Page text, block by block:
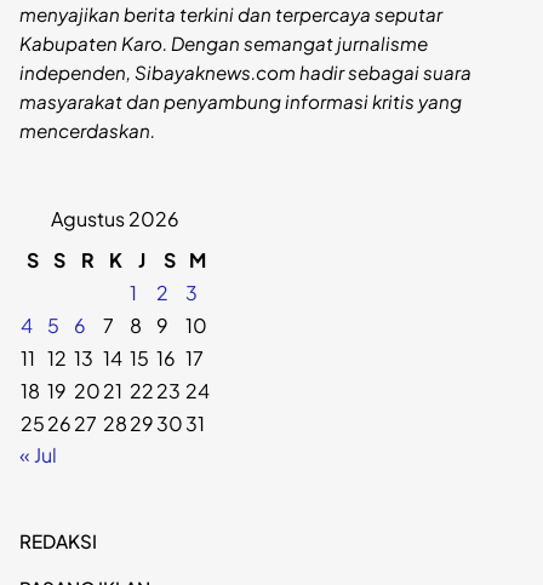
menyajikan berita terkini dan terpercaya seputar
Kabupaten Karo. Dengan semangat jurnalisme
independen, Sibayaknews.com hadir sebagai suara
masyarakat dan penyambung informasi kritis yang
mencerdaskan.
Agustus 2026
S S R K J S M
1
2
3
4
5 6 7 8 9
10
11 12 13 14 15 16 17
18 19 2021 2223 24
252627 28293031
« Jul
REDAKSI